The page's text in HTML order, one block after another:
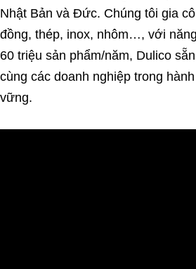
Nhật Bản và Đức. Chúng tôi gia
đồng, thép, inox, nhôm…, với
60 triệu sản phẩm/năm, Dulico
cùng các doanh nghiệp trong
vững.